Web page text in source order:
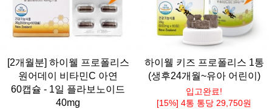
[2개월분] 하이웰 프로폴리스
원어데이 비타민C 아연
60캡슐 - 1일 플라보노이드
40mg
하이웰 키즈 프로폴리스 1통
(생후24개월~유아 어린이)
입고완료!
[15%] 4통 통당 29,750원